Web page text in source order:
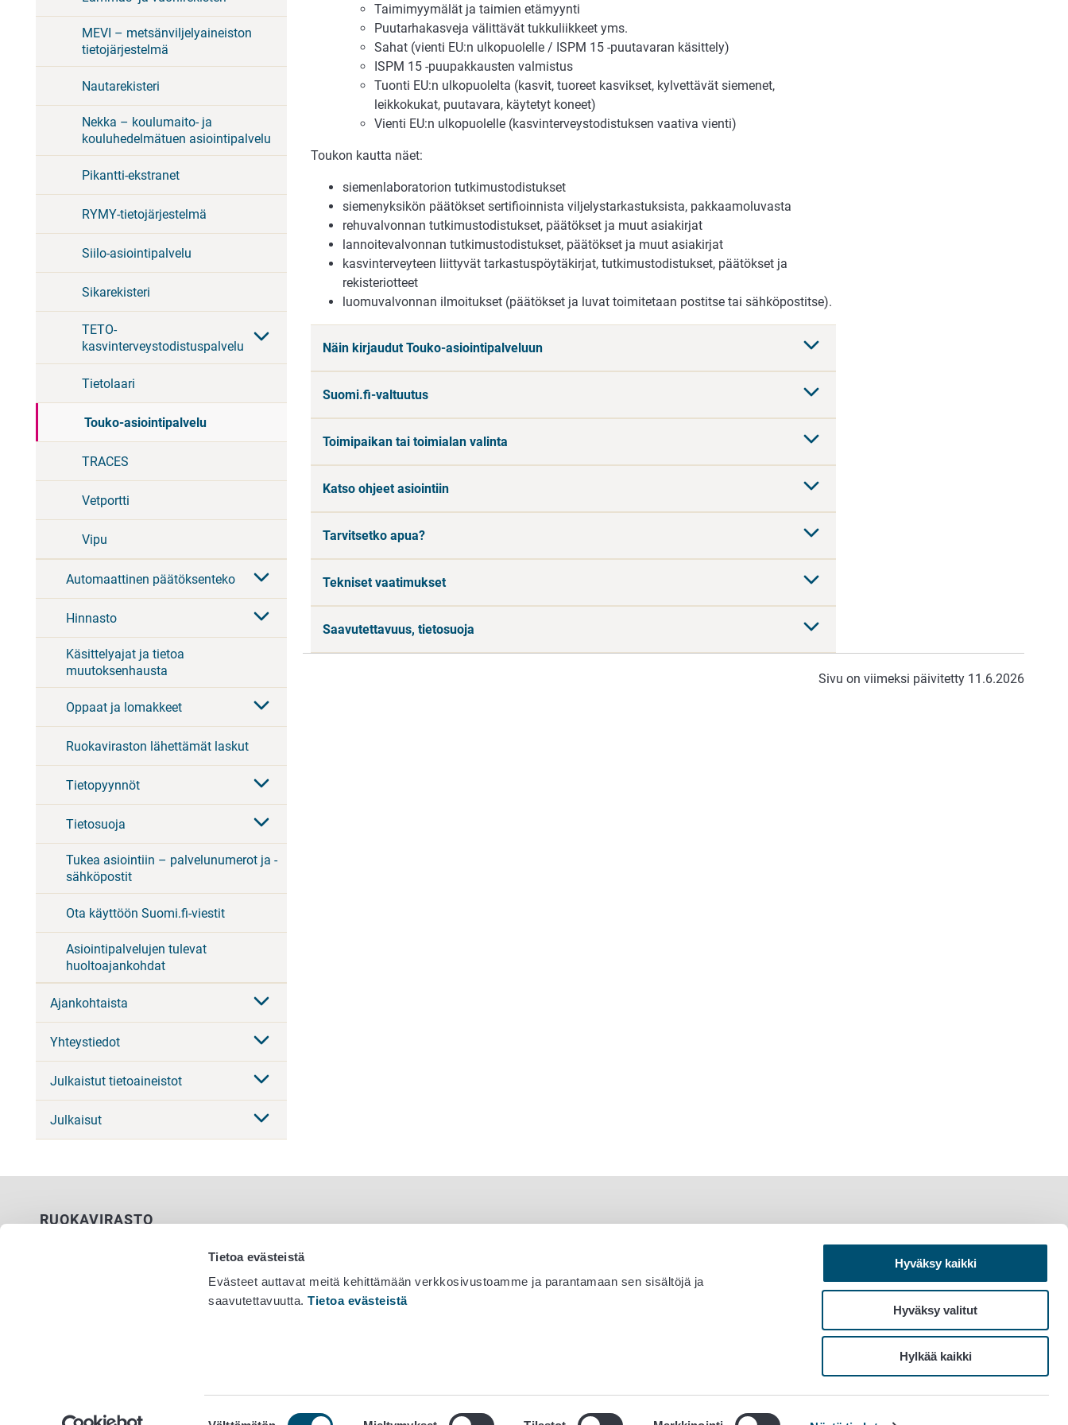
Tietoa evästeistä
Evästeet auttavat meitä kehittämään verkkosivustoamme ja parantamaan sen sisältöjä ja
saavutettavuutta.Tietoa evästeistä
Hyväksy kaikki
Hyväksy valitut
Hylkää kaikki
MEVI – metsänviljelyaineiston
tietojärjestelmä
Nautarekisteri
Nekka – koulumaito- ja
kouluhedelmätuen asiointipalvelu
Pikantti-ekstranet
RYMY-tietojärjestelmä
Siilo-asiointipalvelu
Sikarekisteri
TETO-
kasvinterveystodistuspalvelu
Tietolaari
Touko-asiointipalvelu
TRACES
Vetportti
Vipu
Automaattinen päätöksenteko
Hinnasto
Käsittelyajat ja tietoa
muutoksenhausta
Oppaat ja lomakkeet
Ruokaviraston lähettämät laskut
Tietopyynnöt
Tietosuoja
Tukea asiointiin – palvelunumerot ja -
sähköpostit
Ota käyttöön Suomi.fi-viestit
Asiointipalvelujen tulevat
huoltoajankohdat
Ajankohtaista
Yhteystiedot
Julkaistut tietoaineistot
Julkaisut
Taimimyymälät ja taimien etämyynti
Puutarhakasveja välittävät tukkuliikkeet yms.
Sahat (vienti EU:n ulkopuolelle / ISPM 15 -puutavaran käsittely)
ISPM 15 -puupakkausten valmistus
Tuonti EU:n ulkopuolelta (kasvit, tuoreet kasvikset, kylvettävät siemenet,
leikkokukat, puutavara, käytetyt koneet)
Vienti EU:n ulkopuolelle (kasvinterveystodistuksen vaativa vienti)
Toukon kautta näet:
siemenlaboratorion tutkimustodistukset
siemenyksikön päätökset sertifioinnista viljelystarkastuksista, pakkaamoluvasta
rehuvalvonnan tutkimustodistukset, päätökset ja muut asiakirjat
lannoitevalvonnan tutkimustodistukset, päätökset ja muut asiakirjat
kasvinterveyteen liittyvät tarkastuspöytäkirjat, tutkimustodistukset, päätökset ja
rekisteriotteet
luomuvalvonnan ilmoitukset (päätökset ja luvat toimitetaan postitse tai sähköpostitse).
Näin kirjaudut Touko-asiointipalveluun
Suomi.fi-valtuutus
Toimipaikan tai toimialan valinta
Katso ohjeet asiointiin
Tarvitsetko apua?
Tekniset vaatimukset
Saavutettavuus, tietosuoja
Sivu on viimeksi päivitetty 11.6.2026
RUOKAVIRASTO
Evästeasetukset